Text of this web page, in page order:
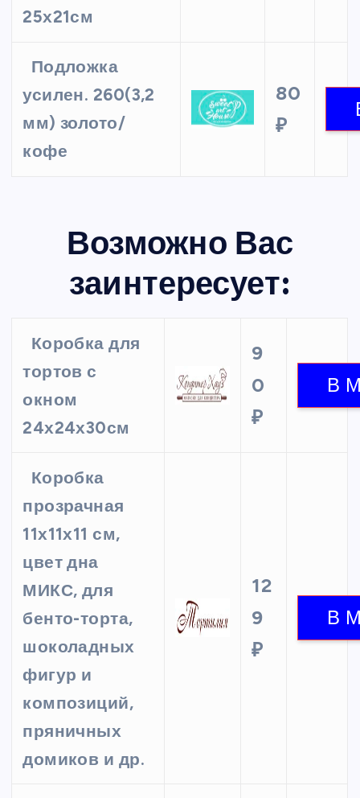
25х21см
Подложка
усилен. 260(3,2
мм) золото/
кофе
80
₽
Возможно Вас
заинтересует:
Коробка для
тортов с
окном
24х24х30см
9
0
₽
Коробка
прозрачная
11х11х11 см,
цвет дна
МИКС, для
бенто-торта,
шоколадных
фигур и
композиций,
пряничных
домиков и др.
12
9
₽